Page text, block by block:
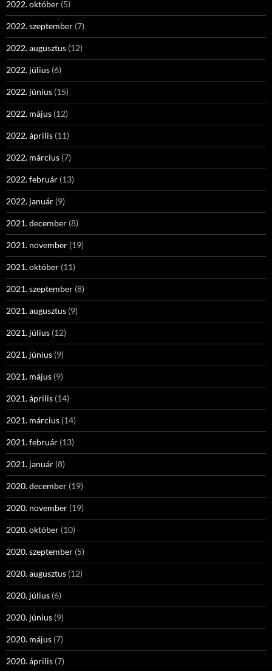
2022. október (5)
2022. szeptember (7)
2022. augusztus (12)
2022. július (6)
2022. június (15)
2022. május (12)
2022. április (11)
2022. március (7)
2022. február (13)
2022. január (9)
2021. december (8)
2021. november (19)
2021. október (11)
2021. szeptember (8)
2021. augusztus (9)
2021. július (12)
2021. június (9)
2021. május (9)
2021. április (14)
2021. március (14)
2021. február (13)
2021. január (8)
2020. december (19)
2020. november (19)
2020. október (10)
2020. szeptember (5)
2020. augusztus (12)
2020. július (6)
2020. június (9)
2020. május (7)
2020. április (7)